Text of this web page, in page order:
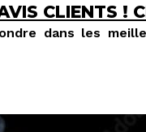
CLIENTS !
dans les